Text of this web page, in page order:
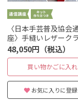
〈日本手芸普及協会
座〉手縫いレザーク
科 財布：キャメル／
チ：グレー
48,050円（税込）
買い物かごに入
お気に入りに登